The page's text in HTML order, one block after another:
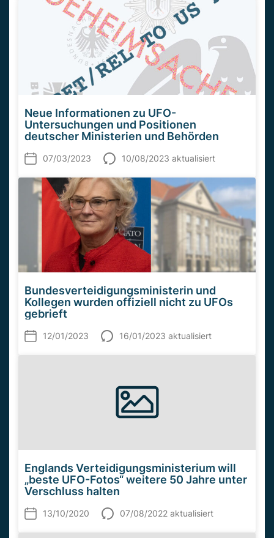
Neue Informationen zu UFO-
Untersuchungen und Positionen
deutscher Ministerien und Behörden
07/03/2023 10/08/2023 aktualisiert
Bundesverteidigungsministerin und
Kollegen wurden offiziell nicht zu UFOs
gebrieft
12/01/2023 16/01/2023 aktualisiert
Englands Verteidigungsministerium will
„beste UFO-Fotos“ weitere 50 Jahre unter
Verschluss halten
13/10/2020 07/08/2022 aktualisiert